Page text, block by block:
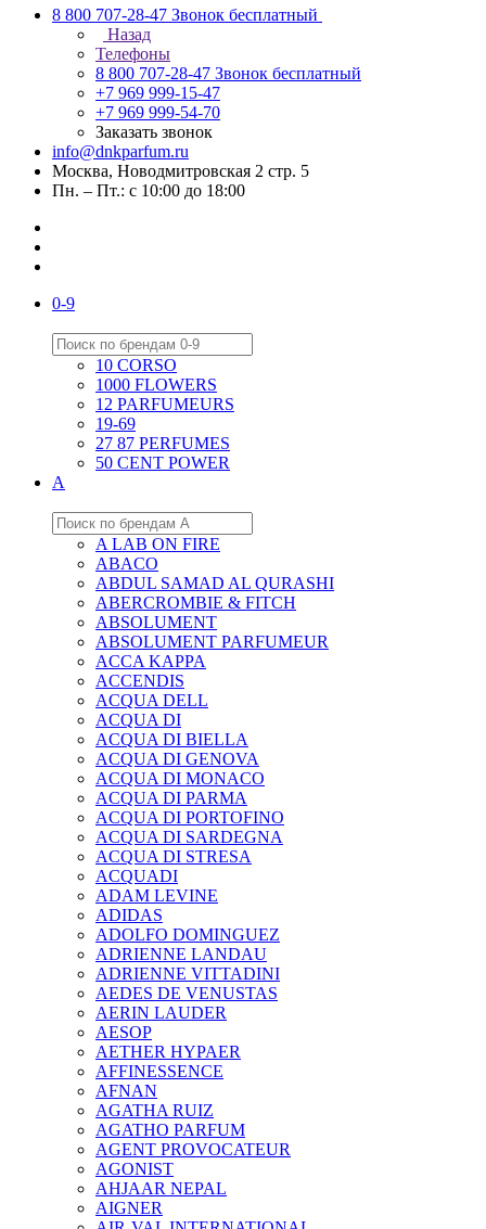
8 800 707-28-47 Звонок бесплатный
Назад
Телефоны
8 800 707-28-47 Звонок бесплатный
+7 969 999-15-47
+7 969 999-54-70
Заказать звонок
info@dnkparfum.ru
Москва, Новодмитровская 2 стр. 5
Пн. – Пт.: с 10:00 до 18:00
0-9
10 CORSO
1000 FLOWERS
12 PARFUMEURS
19-69
27 87 PERFUMES
50 CENT POWER
A
A LAB ON FIRE
ABACO
ABDUL SAMAD AL QURASHI
ABERCROMBIE & FITCH
ABSOLUMENT
ABSOLUMENT PARFUMEUR
ACCA KAPPA
ACCENDIS
ACQUA DELL
ACQUA DI
ACQUA DI BIELLA
ACQUA DI GENOVA
ACQUA DI MONACO
ACQUA DI PARMA
ACQUA DI PORTOFINO
ACQUA DI SARDEGNA
ACQUA DI STRESA
ACQUADI
ADAM LEVINE
ADIDAS
ADOLFO DOMINGUEZ
ADRIENNE LANDAU
ADRIENNE VITTADINI
AEDES DE VENUSTAS
AERIN LAUDER
AESOP
AETHER HYPAER
AFFINESSENCE
AFNAN
AGATHA RUIZ
AGATHO PARFUM
AGENT PROVOCATEUR
AGONIST
AHJAAR NEPAL
AIGNER